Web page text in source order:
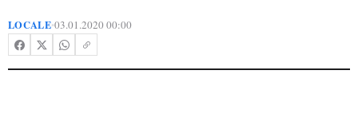
LOCALE•03.01.2020 00:00